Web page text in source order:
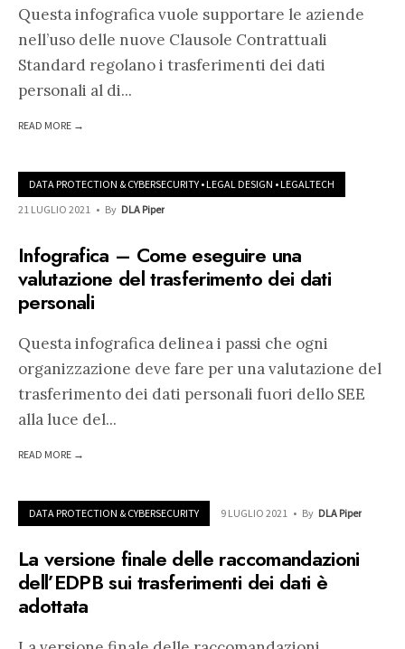
Questa infografica vuole supportare le aziende
nell’uso delle nuove Clausole Contrattuali
Standard regolano i trasferimenti dei dati
personali al di...
READ MORE →
DATA PROTECTION & CYBERSECURITY •LEGAL DESIGN •LEGALTECH
21 LUGLIO 2021 • By DLA Piper
Infografica – Come eseguire una
valutazione del trasferimento dei dati
personali
Questa infografica delinea i passi che ogni
organizzazione deve fare per una valutazione del
trasferimento dei dati personali fuori dello SEE
alla luce del...
READ MORE →
DATA PROTECTION & CYBERSECURITY 9 LUGLIO 2021 • By DLA Piper
La versione finale delle raccomandazioni
dell’EDPB sui trasferimenti dei dati è
adottata